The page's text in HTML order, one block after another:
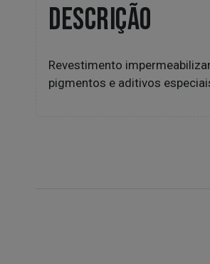
DESCRIÇÃO
Revestimento
pigmentos e aditivos